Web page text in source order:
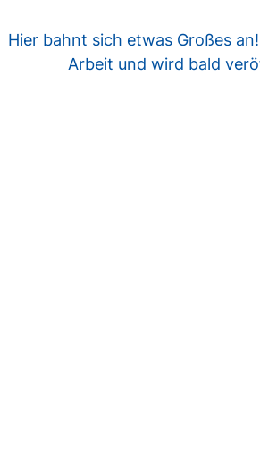
Hier bahnt sich etwas Großes
Arbeit und wird bald